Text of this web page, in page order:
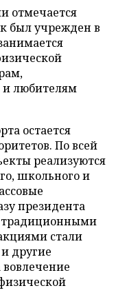
отмечается
был учрежден в
и любителям
остается
По всей
реализуются
школьного и
президента
традиционными
стали
другие